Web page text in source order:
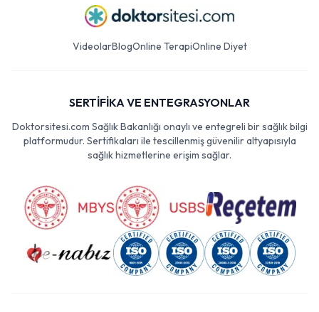
VideolarBlogOnline TerapiOnline Diyet
SERTİFİKA VE ENTEGRASYONLAR
Doktorsitesi.com Sağlık Bakanlığı onaylı ve entegreli bir sağlık bilgi
platformudur. Sertifikaları ile tescillenmiş güvenilir altyapısıyla
sağlık hizmetlerine erişim sağlar.